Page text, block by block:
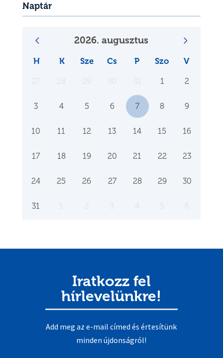
Naptár
2026. augusztus
H K Sze Cs P Szo V
1 2
3 4 5 6 7 8 9
10 11 12 13 14 15 16
17 18 19 20 21 22 23
24 25 26 27 28 29 30
31
Iratkozz fel
hírlevelünkre!
Add meg az e-mail címed és értesítünk
minden újdonságról!